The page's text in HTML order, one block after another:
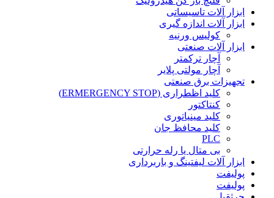
ابزار آلات تاسیساتی
ابزار آلات اندازه گیری
کولیس ورنیه
ابزار آلات صنعتی
آچار ترکمتر
آچار مولتی پلایر
تجهیزات برق صنعتی
کلید اظطراری (ERMERGENCY STOP)
کنتاکتور
کلید مینیاتوری
کلید محافظ جان
PLC
بی متال یا رله حرارتی
ابزار آلات لیفتینگ و باربرداری
پولیفت
پولیفت